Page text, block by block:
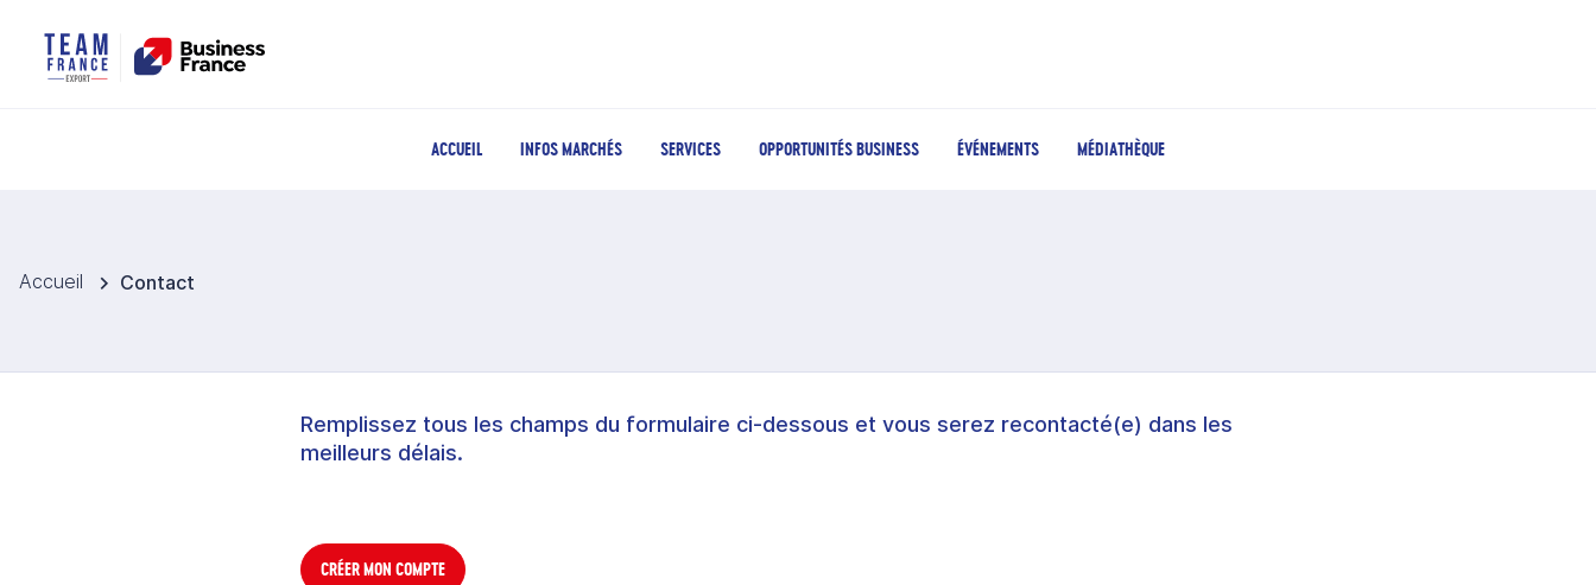
ACCUEIL INFOS MARCHÉS SERVICES OPPORTUNITÉS BUSINESS ÉVÉNEMENTS MÉDIATHÈQUE
Accueil Contact
Remplissez tous les champs du formulaire ci-dessous et vous serez recontacté(e) dans les
meilleurs délais.
CRÉER MON COMPTE